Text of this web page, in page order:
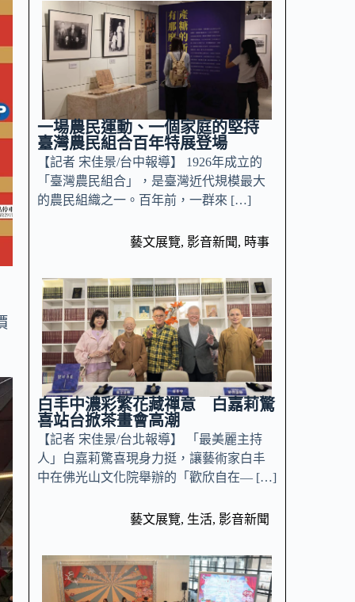
一場農民運動、一個家庭的堅持
臺灣農民組合百年特展登場
【記者 宋佳景/台中報導】 1926年成立的
「臺灣農民組合」，是臺灣近代規模最大
的農民組織之一。百年前，一群來 […]
藝文展覽, 影音新聞, 時事
白丰中濃彩繁花藏禪意 白嘉莉驚
喜站台掀茶畫會高潮
【記者 宋佳景/台北報導】 「最美麗主持
人」白嘉莉驚喜現身力挺，讓藝術家白丰
中在佛光山文化院舉辦的「歡欣自在— […]
藝文展覽, 生活, 影音新聞